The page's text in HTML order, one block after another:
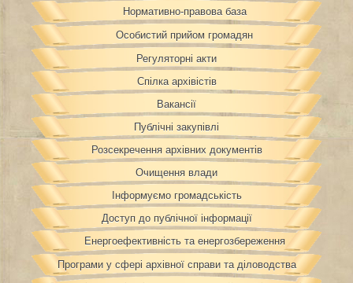
Нормативно-правова база
Особистий прийом громадян
Регуляторні акти
Спілка архівістів
Вакансії
Публічні закупівлі
Розсекречення архівних документів
Очищення влади
Інформуємо громадськість
Доступ до публічної інформації
Енергоефективність та енергозбереження
Програми у сфері архівної справи та діловодства